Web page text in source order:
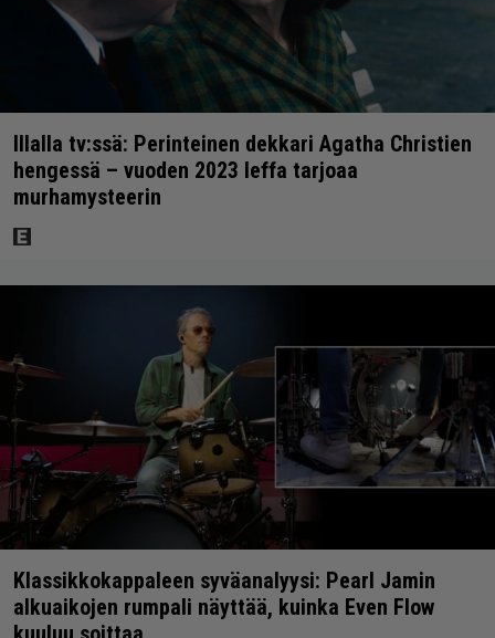
Illalla tv:ssä: Perinteinen dekkari Agatha Christien
hengessä – vuoden 2023 leffa tarjoaa
murhamysteerin
Klassikkokappaleen syväanalyysi: Pearl Jamin
alkuaikojen rumpali näyttää, kuinka Even Flow